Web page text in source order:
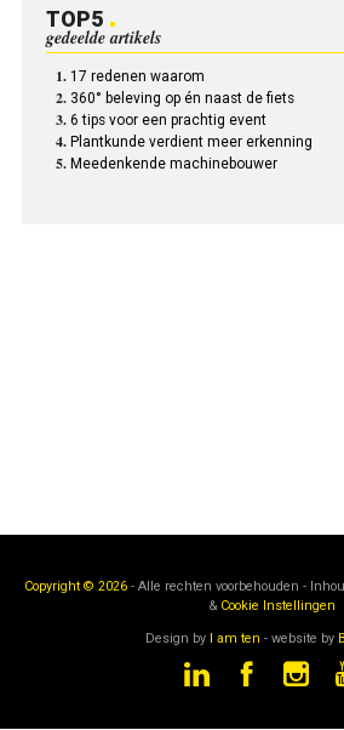
TOP5
gedeelde artikels
17 redenen waarom
360° beleving op én naast de fiets
6 tips voor een prachtig event
Plantkunde verdient meer erkenning
Meedenkende machinebouwer
Copyright © 2026 - Alle rechten voorbehouden -
& Cookie Instellingen
Design by I am ten - website by